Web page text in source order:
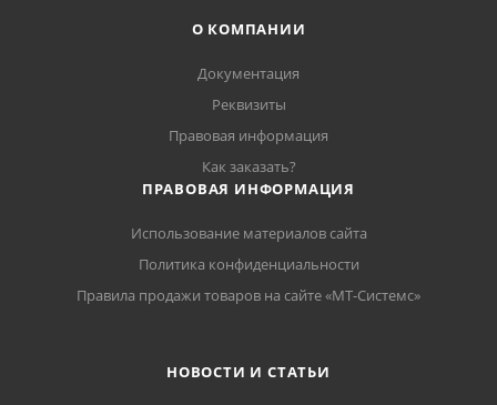
О КОМПАНИИ
Документация
Реквизиты
Правовая информация
Как заказать?
ПРАВОВАЯ ИНФОРМАЦИЯ
Использование материалов сайта
Политика конфиденциальности
Правила продажи товаров на сайте «МТ-Системс»
НОВОСТИ И СТАТЬИ